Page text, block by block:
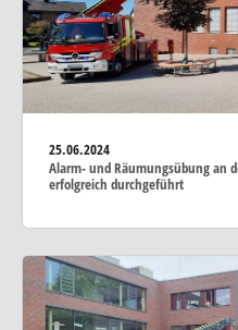
25.06.2024
Alarm- und Räumungsübung an
erfolgreich durchgeführt